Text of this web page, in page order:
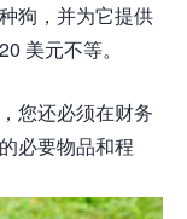
狗，并为它提供
美元不等。
您还必须在财务
必要物品和程